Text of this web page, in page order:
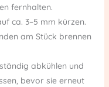
fernhalten.
ca. 3–5 mm kürzen.
am Stück brennen
abkühlen und
bevor sie erneut